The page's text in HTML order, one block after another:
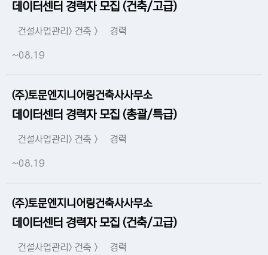
데이터센터 경력자 모집 (건축/고급)
건설사업관리> 건축 > 경력
~08.19
(주)토문엔지니어링건축사사무소
데이터센터 경력자 모집 (총괄/특급)
건설사업관리> 건축 > 경력
~08.19
(주)토문엔지니어링건축사사무소
데이터센터 경력자 모집 (건축/고급)
건설사업관리> 건축 > 경력